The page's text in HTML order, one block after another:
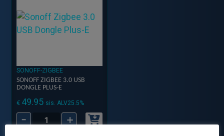
SONOFF-ZIGBEE
SONOFF ZIGBEE 3.0 USB
DONGLE PLUS-E
€ 49.95 sis. ALV25.5%
-
Sonoff
+